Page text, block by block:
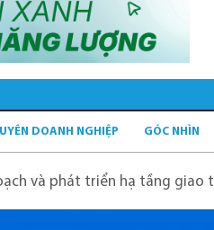
DOANH NGHIỆP GÓC NHÌN
hạ tầng giao thông tĩnh xanh